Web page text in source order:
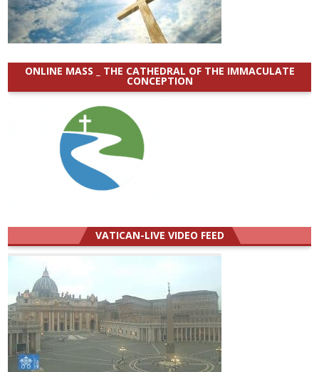
ONLINE MASS _ THE CATHEDRAL OF THE IMMACULATE
CONCEPTION
VATICAN-LIVE VIDEO FEED